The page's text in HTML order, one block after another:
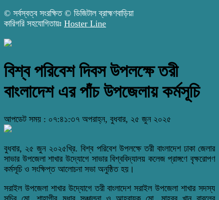
© সর্বস্বত্ব সংরক্ষিত © ডিজিটাল ব্রাহ্মণবাড়িয়া
কারিগরি সহযোগিতায়ঃ Hoster Line
বিশ্ব পরিবেশ দিবস উপলক্ষে তরী
বাংলাদেশ এর পাঁচ উপজেলায় কর্মসূচি
আপডেট সময় : ০৭:৪১:৩৭ অপরাহ্ন, বুধবার, ২৫ জুন ২০২৫
বুধবার, ২৫ জুন ২০২৫খ্রি. বিশ্ব পরিবেশ উপলক্ষে তরী বাংলাদেশ ঢাকা জেলার
সাভার উপজেলা শাখার উদ্যোগে সাভার বিশ্ববিদ্যালয় কলেজ প্রাঙ্গণে বৃক্ষরোপণ
কর্মসূচি ও সংক্ষিপ্ত আলোচনা সভা অনুষ্ঠিত হয়।
সরাইল উপজেলা শাখার উদ্যোগে তরী বাংলাদেশ সরাইল উপজেলা শাখার সদস্য